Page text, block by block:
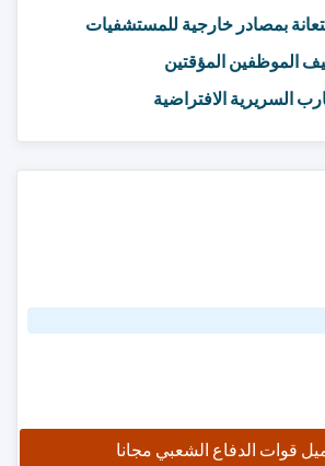
بمصادر خارجية للمستشفيات
الموظفين المؤقتين
السريرية الافتراضية
قوات الدفاع الشعبي مجانا